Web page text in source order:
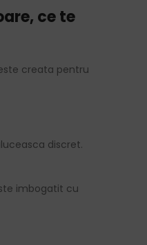
ce te
creata pentru
discret.
imbogatit cu